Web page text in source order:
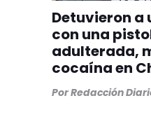
Detuvieron a
con una
adulterada,
cocaína en
PorRedacción